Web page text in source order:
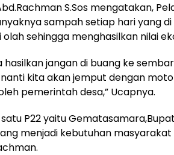
S.Sos mengatakan,
sampah setiap hari yang
sehingga menghasilkan nilai
hasilkan jangan di buang ke
kita akan jemput dengan
pemerintah desa,” Ucapnya.
P22 yaitu
menjadi kebutuhan